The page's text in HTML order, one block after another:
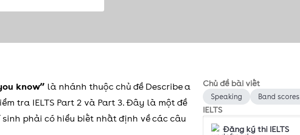
know” là nhánh thuộc chủ đề Describe a
tra IELTS Part 2 và Part 3. Đây là một đề
phải có hiểu biết nhất định về các câu
Chủ đề bài viết
Speaking Band scores
IELTS
Đăng ký thi IELTS